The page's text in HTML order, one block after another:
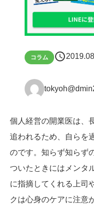
コラム schedule
個人経営の開業医は、
追われるため、自らを
のです。知らず知らず
ついたときにはメンタ
に指摘してくれる上司
クは心身のケアに注意